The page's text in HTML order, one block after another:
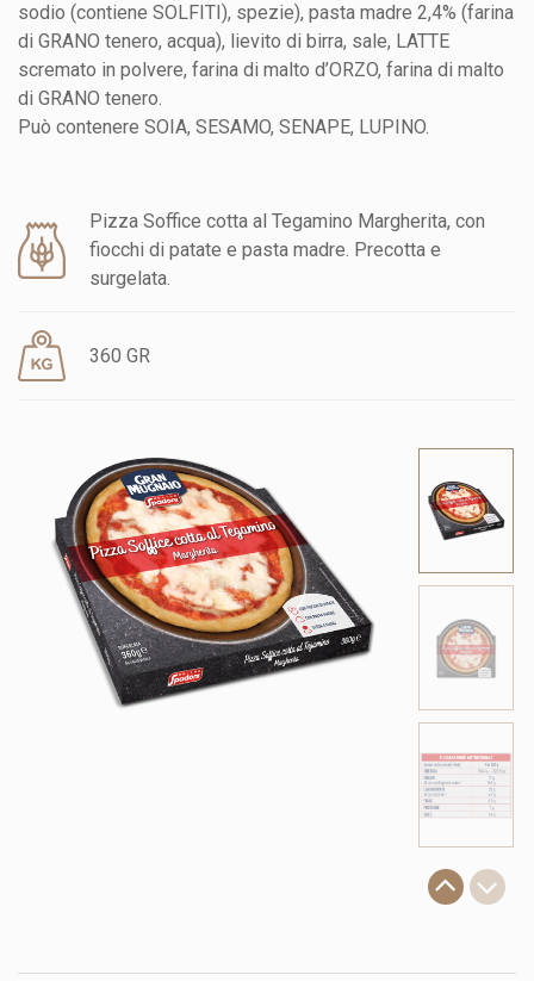
sodio (contiene SOLFITI), spezie), pasta madre 2,4% (farina
di GRANO tenero, acqua), lievito di birra, sale, LATTE
scremato in polvere, farina di malto d’ORZO, farina di malto
di GRANO tenero.
Può contenere SOIA, SESAMO, SENAPE, LUPINO.
Pizza Soffice cotta al Tegamino Margherita, con
fiocchi di patate e pasta madre. Precotta e
surgelata.
360 GR